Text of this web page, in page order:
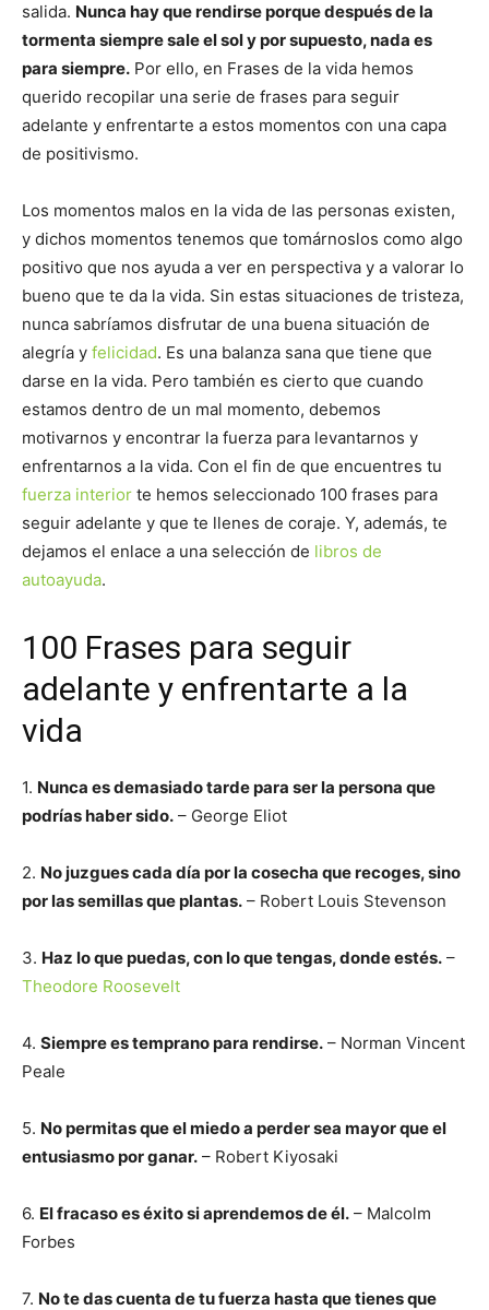
salida. Nunca hay que rendirse porque después de la
tormenta siempre sale el sol y por supuesto, nada es
para siempre. Por ello, en Frases de la vida hemos
querido recopilar una serie de frases para seguir
adelante y enfrentarte a estos momentos con una capa
de positivismo.
Los momentos malos en la vida de las personas existen,
y dichos momentos tenemos que tomárnoslos como algo
positivo que nos ayuda a ver en perspectiva y a valorar lo
bueno que te da la vida. Sin estas situaciones de tristeza,
nunca sabríamos disfrutar de una buena situación de
alegría y felicidad. Es una balanza sana que tiene que
darse en la vida. Pero también es cierto que cuando
estamos dentro de un mal momento, debemos
motivarnos y encontrar la fuerza para levantarnos y
enfrentarnos a la vida. Con el fin de que encuentres tu
fuerza interior te hemos seleccionado 100 frases para
seguir adelante y que te llenes de coraje. Y, además, te
dejamos el enlace a una selección de libros de
autoayuda.
100 Frases para seguir
adelante y enfrentarte a la
vida
1. Nunca es demasiado tarde para ser la persona que
podrías haber sido. – George Eliot
2. No juzgues cada día por la cosecha que recoges, sino
por las semillas que plantas. – Robert Louis Stevenson
3. Haz lo que puedas, con lo que tengas, donde estés. –
Theodore Roosevelt
4. Siempre es temprano para rendirse. – Norman Vincent
Peale
5. No permitas que el miedo a perder sea mayor que el
entusiasmo por ganar. – Robert Kiyosaki
6. El fracaso es éxito si aprendemos de él. – Malcolm
Forbes
7. No te das cuenta de tu fuerza hasta que tienes que